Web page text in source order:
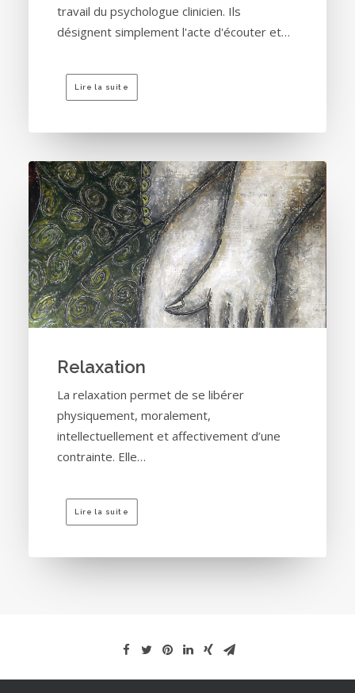
travail du psychologue clinicien. Ils
désignent simplement l'acte d'écouter et…
Lire la suite
Relaxation
La relaxation permet de se libérer
physiquement, moralement,
intellectuellement et affectivement d’une
contrainte. Elle…
Lire la suite